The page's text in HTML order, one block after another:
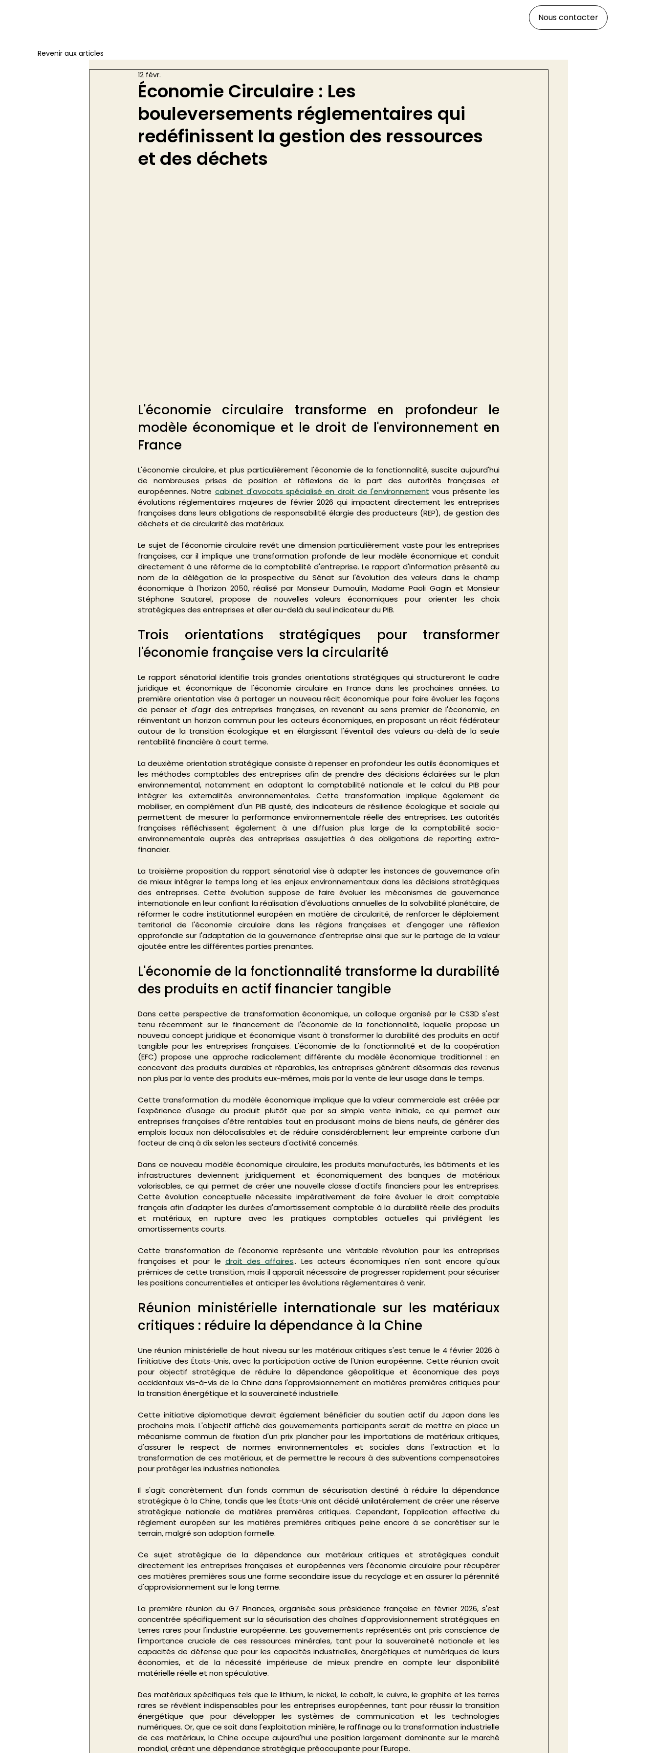
Nous contacter
Économie Circulaire : Les
bouleversements réglementaires qui
redéfinissent la gestion des ressources
et des déchets
12 févr.
L'économie circulaire transforme en profondeur le
modèle économique et le droit de l'environnement en
France
L'économie circulaire, et plus particulièrement l'économie de la fonctionnalité, suscite aujourd'hui
de nombreuses prises de position et réflexions de la part des autorités françaises et
européennes. Notre cabinet d'avocats spécialisé en droit de l'environnement vous présente les
évolutions réglementaires majeures de février 2026 qui impactent directement les entreprises
françaises dans leurs obligations de responsabilité élargie des producteurs (REP), de gestion des
déchets et de circularité des matériaux.
Le sujet de l'économie circulaire revêt une dimension particulièrement vaste pour les entreprises
françaises, car il implique une transformation profonde de leur modèle économique et conduit
directement à une réforme de la comptabilité d'entreprise. Le rapport d'information présenté au
nom de la délégation de la prospective du Sénat sur l'évolution des valeurs dans le champ
économique à l'horizon 2050, réalisé par Monsieur Dumoulin, Madame Paoli Gagin et Monsieur
Stéphane Sautarel, propose de nouvelles valeurs économiques pour orienter les choix
stratégiques des entreprises et aller au-delà du seul indicateur du PIB.
Trois orientations stratégiques pour transformer
l'économie française vers la circularité
Le rapport sénatorial identifie trois grandes orientations stratégiques qui structureront le cadre
juridique et économique de l'économie circulaire en France dans les prochaines années. La
première orientation vise à partager un nouveau récit économique pour faire évoluer les façons
de penser et d'agir des entreprises françaises, en revenant au sens premier de l'économie, en
réinventant un horizon commun pour les acteurs économiques, en proposant un récit fédérateur
autour de la transition écologique et en élargissant l'éventail des valeurs au-delà de la seule
rentabilité financière à court terme.
La deuxième orientation stratégique consiste à repenser en profondeur les outils économiques et
les méthodes comptables des entreprises afin de prendre des décisions éclairées sur le plan
environnemental, notamment en adaptant la comptabilité nationale et le calcul du PIB pour
intégrer les externalités environnementales. Cette transformation implique également de
mobiliser, en complément d'un PIB ajusté, des indicateurs de résilience écologique et sociale qui
permettent de mesurer la performance environnementale réelle des entreprises. Les autorités
françaises réfléchissent également à une diffusion plus large de la comptabilité socio-
environnementale auprès des entreprises assujetties à des obligations de reporting extra-
financier.
La troisième proposition du rapport sénatorial vise à adapter les instances de gouvernance afin
de mieux intégrer le temps long et les enjeux environnementaux dans les décisions stratégiques
des entreprises. Cette évolution suppose de faire évoluer les mécanismes de gouvernance
internationale en leur confiant la réalisation d'évaluations annuelles de la solvabilité planétaire, de
réformer le cadre institutionnel européen en matière de circularité, de renforcer le déploiement
territorial de l'économie circulaire dans les régions françaises et d'engager une réflexion
approfondie sur l'adaptation de la gouvernance d'entreprise ainsi que sur le partage de la valeur
ajoutée entre les différentes parties prenantes.
L'économie de la fonctionnalité transforme la durabilité
des produits en actif financier tangible
Dans cette perspective de transformation économique, un colloque organisé par le CS3D s'est
tenu récemment sur le financement de l'économie de la fonctionnalité, laquelle propose un
nouveau concept juridique et économique visant à transformer la durabilité des produits en actif
tangible pour les entreprises françaises. L'économie de la fonctionnalité et de la coopération
(EFC) propose une approche radicalement différente du modèle économique traditionnel : en
concevant des produits durables et réparables, les entreprises génèrent désormais des revenus
non plus par la vente des produits eux-mêmes, mais par la vente de leur usage dans le temps.
Cette transformation du modèle économique implique que la valeur commerciale est créée par
l'expérience d'usage du produit plutôt que par sa simple vente initiale, ce qui permet aux
entreprises françaises d'être rentables tout en produisant moins de biens neufs, de générer des
emplois locaux non délocalisables et de réduire considérablement leur empreinte carbone d'un
facteur de cinq à dix selon les secteurs d'activité concernés.
Dans ce nouveau modèle économique circulaire, les produits manufacturés, les bâtiments et les
infrastructures deviennent juridiquement et économiquement des banques de matériaux
valorisables, ce qui permet de créer une nouvelle classe d'actifs financiers pour les entreprises.
Cette évolution conceptuelle nécessite impérativement de faire évoluer le droit comptable
français afin d'adapter les durées d'amortissement comptable à la durabilité réelle des produits
et matériaux, en rupture avec les pratiques comptables actuelles qui privilégient les
amortissements courts.
Cette transformation de l'économie représente une véritable révolution pour les entreprises
françaises et pour le droit des affaires.. Les acteurs économiques n'en sont encore qu'aux
prémices de cette transition, mais il apparaît nécessaire de progresser rapidement pour sécuriser
les positions concurrentielles et anticiper les évolutions réglementaires à venir.
Réunion ministérielle internationale sur les matériaux
critiques : réduire la dépendance à la Chine
Une réunion ministérielle de haut niveau sur les matériaux critiques s'est tenue le 4 février 2026 à
l'initiative des États-Unis, avec la participation active de l'Union européenne. Cette réunion avait
pour objectif stratégique de réduire la dépendance géopolitique et économique des pays
occidentaux vis-à-vis de la Chine dans l'approvisionnement en matières premières critiques pour
la transition énergétique et la souveraineté industrielle.
Cette initiative diplomatique devrait également bénéficier du soutien actif du Japon dans les
prochains mois. L'objectif affiché des gouvernements participants serait de mettre en place un
mécanisme commun de fixation d'un prix plancher pour les importations de matériaux critiques,
d'assurer le respect de normes environnementales et sociales dans l'extraction et la
transformation de ces matériaux, et de permettre le recours à des subventions compensatoires
pour protéger les industries nationales.
Il s'agit concrètement d'un fonds commun de sécurisation destiné à réduire la dépendance
stratégique à la Chine, tandis que les États-Unis ont décidé unilatéralement de créer une réserve
stratégique nationale de matières premières critiques. Cependant, l'application effective du
règlement européen sur les matières premières critiques peine encore à se concrétiser sur le
terrain, malgré son adoption formelle.
Ce sujet stratégique de la dépendance aux matériaux critiques et stratégiques conduit
directement les entreprises françaises et européennes vers l'économie circulaire pour récupérer
ces matières premières sous une forme secondaire issue du recyclage et en assurer la pérennité
d'approvisionnement sur le long terme.
La première réunion du G7 Finances, organisée sous présidence française en février 2026, s'est
concentrée spécifiquement sur la sécurisation des chaînes d'approvisionnement stratégiques en
terres rares pour l'industrie européenne. Les gouvernements représentés ont pris conscience de
l'importance cruciale de ces ressources minérales, tant pour la souveraineté nationale et les
capacités de défense que pour les capacités industrielles, énergétiques et numériques de leurs
économies, et de la nécessité impérieuse de mieux prendre en compte leur disponibilité
matérielle réelle et non spéculative.
Des matériaux spécifiques tels que le lithium, le nickel, le cobalt, le cuivre, le graphite et les terres
rares se révèlent indispensables pour les entreprises européennes, tant pour réussir la transition
énergétique que pour développer les systèmes de communication et les technologies
numériques. Or, que ce soit dans l'exploitation minière, le raffinage ou la transformation industrielle
de ces matériaux, la Chine occupe aujourd'hui une position largement dominante sur le marché
mondial, créant une dépendance stratégique préoccupante pour l'Europe.
Revenir aux articles